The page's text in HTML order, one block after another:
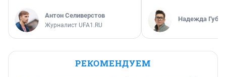
Антон Селиверстов
Журналист UFA1.RU
Надежда
РЕКОМЕНДУЕМ